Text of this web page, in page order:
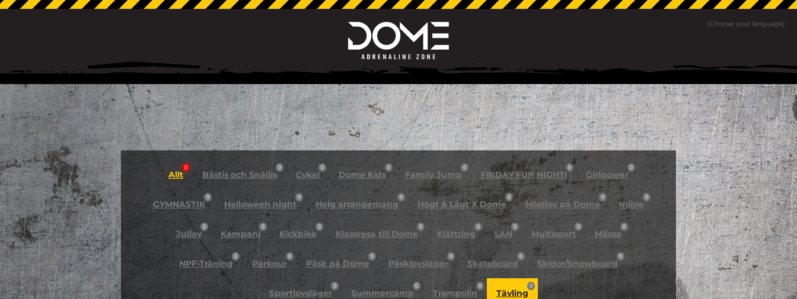
[Choose your language]
Allt
0
Bästis och Snällis
0
Cykel
0
Dome Kids
0
Family Jump
0
FRIDAY FUN NIGHT!
0
Girlpower
0
GYMNASTIK
0
Halloween night
0
Helg arrangemang
0
Högt & Lågt X Dome
0
Höstlov på Dome
0
Inline
0
Jullov
0
Kampanj
0
Kickbike
0
Klassresa till Dome
0
Klättring
0
LAN
0
Multisport
0
Mässa
0
NPF-Träning
0
Parkour
0
Påsk på Dome
0
Påsklovsläger
0
Skateboard
0
Skidor/Snowboard
0
Sportlovsläger
0
Summercamp
0
Trampolin
0
Tävling
0